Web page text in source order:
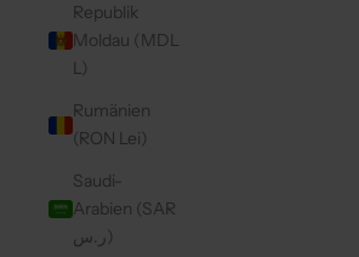
Republik
Moldau (MDL
L)
Rumänien
(RON Lei)
Saudi-
Arabien (SAR
ر.س)